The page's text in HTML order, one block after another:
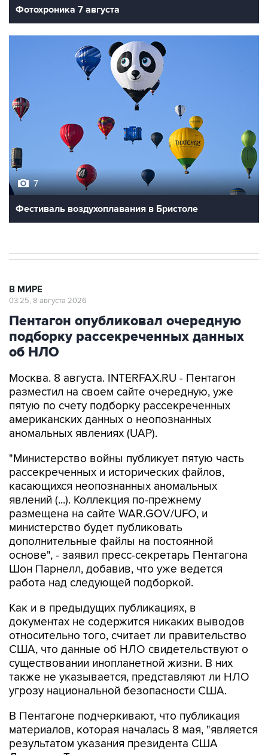
Фотохроника 7 августа
7
Фестиваль воздухоплавания в Бристоле
В МИРЕ
03:25, 8 августа 2026
Пентагон опубликовал очередную
подборку рассекреченных данных
об НЛО
Москва. 8 августа. INTERFAX.RU - Пентагон
разместил на своем сайте очередную, уже
пятую по счету подборку рассекреченных
американских данных о неопознанных
аномальных явлениях (UAP).
"Министерство войны публикует пятую часть
рассекреченных и исторических файлов,
касающихся неопознанных аномальных
явлений (...). Коллекция по-прежнему
размещена на сайте WAR.GOV/UFO, и
министерство будет публиковать
дополнительные файлы на постоянной
основе", - заявил пресс-секретарь Пентагона
Шон Парнелл, добавив, что уже ведется
работа над следующей подборкой.
Как и в предыдущих публикациях, в
документах не содержится никаких выводов
относительно того, считает ли правительство
США, что данные об НЛО свидетельствуют о
существовании инопланетной жизни. В них
также не указывается, представляют ли НЛО
угрозу национальной безопасности США.
В Пентагоне подчеркивают, что публикация
материалов, которая началась 8 мая, "является
результатом указания президента США